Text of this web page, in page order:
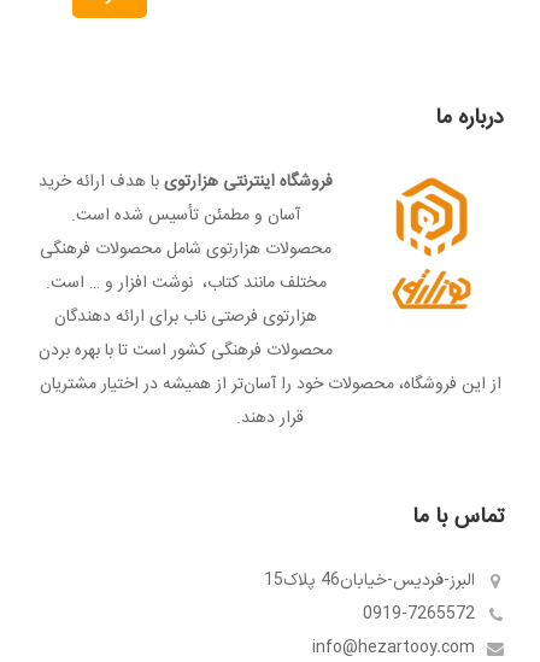
درباره ما
فروشگاه اینترنتی هزارتویبا هدف ارائه خرید
آسان و مطمئن تأسیس شده است.
محصولات هزارتوی شامل محصولات فرهنگی
مختلف مانند کتاب، نوشت افزار و … است.
هزارتوی فرصتی ناب برای ارائه دهندگان
محصولات فرهنگی کشور است تا با بهره بردن
از این فروشگاه، محصولات خود را آسان‌­تر از همیشه در اختیار مشتریان
قرار دهند.
تماس با ما
البرز-فردیس-خیابان46 پلاک15
0919-7265572
info@hezartooy.com